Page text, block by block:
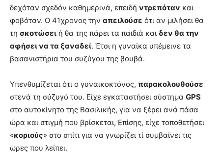
δεχόταν σχεδόν καθημερινά, επειδή ντρεπόταν και
φοβόταν. Ο 41χρονος την απειλούσε ότι αν μιλήσει θα
τη σκοτώσει ή θα της πάρει τα παιδιά και δεν θα την
αφήσει να τα ξαναδεί. Έτσι η γυναίκα υπέμεινε τα
βασανιστήρια του συζύγου της βουβά.
Υπενθυμίζεται ότι ο γυναικοκτόνος, παρακολουθούσε
στενά τη σύζυγό του. Είχε εγκαταστήσει σύστημα GPS
στο αυτοκίνητο της Βασιλικής, για να ξέρει ανά πάσα
ώρα και στιγμή που βρίσκεται, Επίσης, είχε τοποθετήσει
«κοριούς» στο σπίτι για να γνωρίζει τί συμβαίνει τις
ώρες που λείπει.